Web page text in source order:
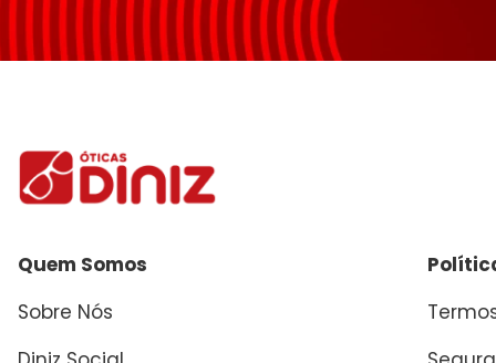
Quem Somos
Sobre Nós